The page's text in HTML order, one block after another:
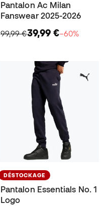
Pantalon Ac Milan
Fanswear 2025-2026
99,99 €39,99 €−60%
DÉSTOCKAGE
Pantalon Essentials No. 1
Logo